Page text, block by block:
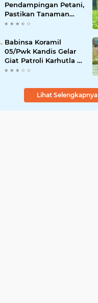
Pendampingan Petani,
Pastikan Tanaman
Jagung Tumbuh
Swasembada Pangan
Nasional
Babinsa Koramil
05/Pwk Kandis Gelar
Giat Patroli Karhutla di
Wilayah Kelurahan
Lihat Selengkapnya